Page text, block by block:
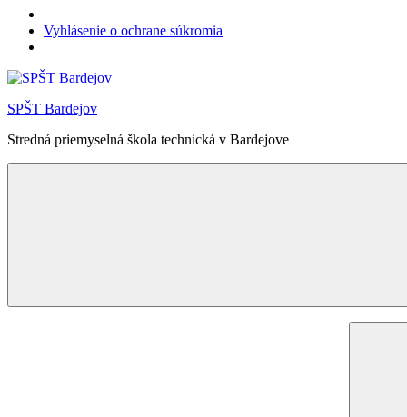
Vyhlásenie o ochrane súkromia
Skip
content
SPŠT Bardejov
Stredná priemyselná škola technická v Bardejove
Menu